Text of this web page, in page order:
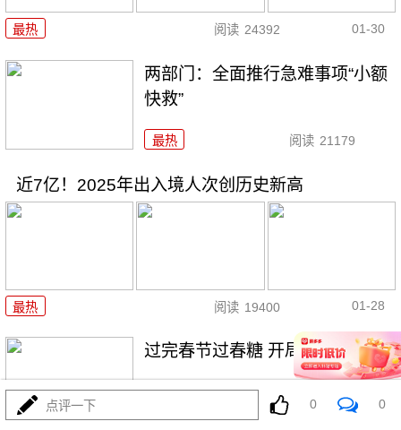
最热 阅读 24392 01-30
两部门：全面推行急难事项“小额
快救”
最热 阅读 21179
近7亿！2025年出入境人次创历史新高
最热 阅读 19400 01-28
过完春节过春糖 开局最红是成都
最热 23988
点评一下 0 0